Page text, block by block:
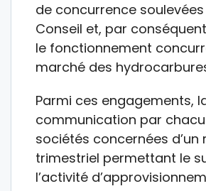
de concurrence
Conseil et, par
le fonctionnement
marché des
Parmi ces engagements,
communication par
sociétés concernées d’un
trimestriel permettant le
l’activité